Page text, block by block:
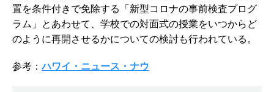
置を条件付きで免除する「新型コロナの事前検査プログ
ラム」とあわせて、学校での対面式の授業をいつからど
のように再開させるかについての検討も行われている。
参考：ハワイ・ニュース・ナウ